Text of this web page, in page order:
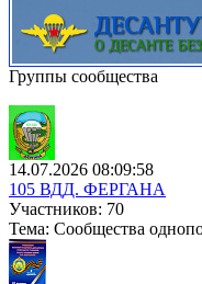
Группы сообщества
14.07.2026 08:09:58
105 ВДД. ФЕРГАНА
Участников: 70
Тема: Сообщества